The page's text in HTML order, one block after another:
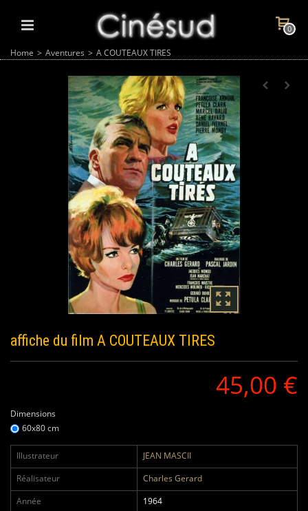
0
Home > Aventures > A COUTEAUX TIRES
affiche du film A COUTEAUX TIRES
45,00 €
Dimensions
60x80 cm
Illustrateur
JEAN MASCII
Réalisateur
Charles Gerard
Année
1964